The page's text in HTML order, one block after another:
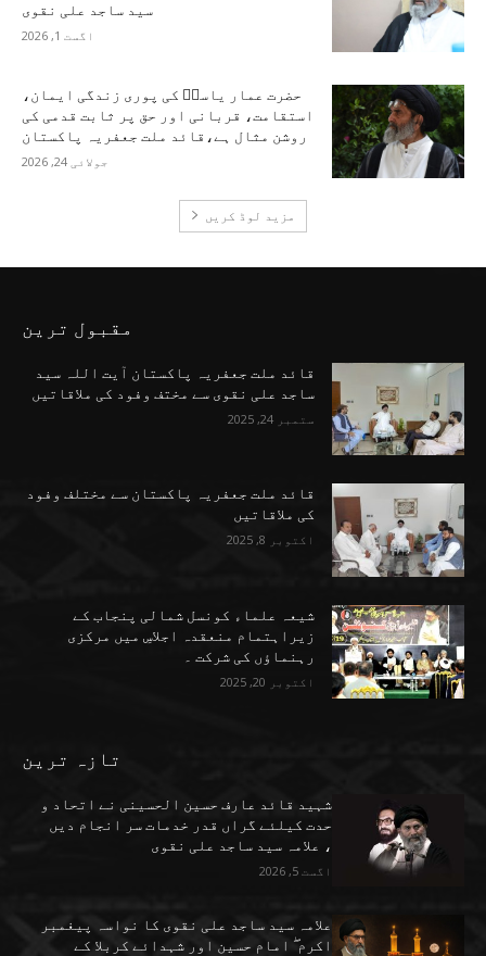
سید ساجد علی نقوی
اگست 1, 2026
حضرت عمار یاسرؑ کی پوری زندگی ایمان،
استقامت، قربانی اور حق پر ثابت قدمی کی
روشن مثال ہے،قائد ملت جعفریہ پاکستان
جولائی 24, 2026
مزید لوڈ کریں
مقبول ترین
قائد ملت جعفریہ پاکستان آیت اللہ سید
ساجد علی نقوی سے مختف وفود کی ملاقاتیں
ستمبر 24, 2025
قائد ملت جعفریہ پاکستان سے مختلف وفود
کی ملاقاتیں
اکتوبر 8, 2025
شیعہ علماء کونسل شمالی پنجاب کے
زیراہتمام منعقدہ اجلاسِ میں مرکزی
رہنماؤں کی شرکت ۔
اکتوبر 20, 2025
تازہ ترین
شہید قائد عارف حسین الحسینی نے اتحاد و
حدت کیلئے گراں قدر خدمات سر انجام دیں
، علامہ سید ساجد علی نقوی
اگست 5, 2026
علامہ سید ساجد علی نقوی کا نواسہ پیغمبر
اکرم ۖ امام حسین اور شہدائے کربلا کے